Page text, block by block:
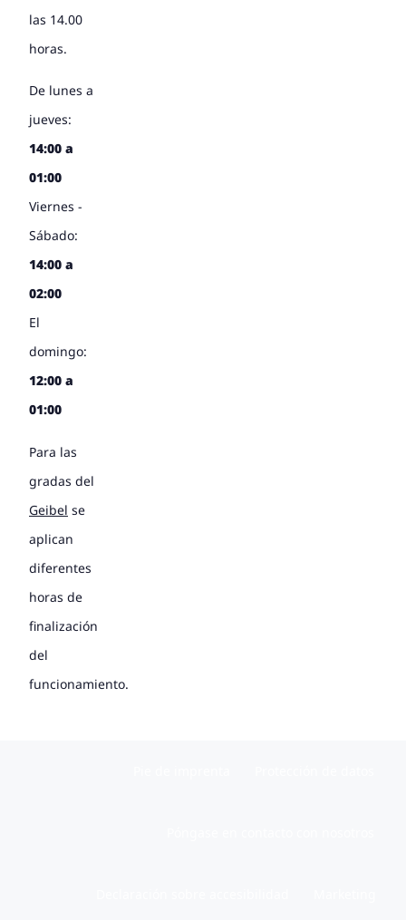
las 14.00
horas.
De lunes a
jueves:
14:00 a
01:00
Viernes -
Sábado:
14:00 a
02:00
El
domingo:
12:00 a
01:00
Para las
gradas del
Geibel se
aplican
diferentes
horas de
finalización
del
funcionamiento.